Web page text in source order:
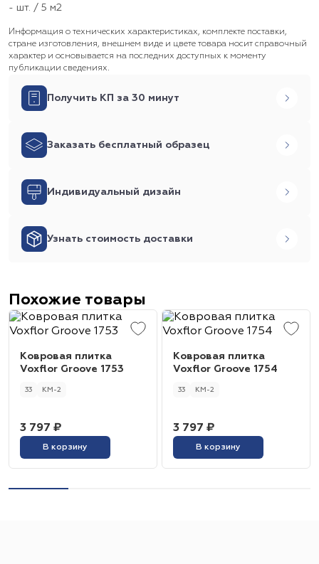
- шт. / 5 м2
Информация о технических характеристиках, комплекте поставки,
стране изготовления, внешнем виде и цвете товара носит справочный
характер и основывается на последних доступных к моменту
публикации сведениях.
Получить КП за 30 минут
Заказать бесплатный образец
Индивидуальный дизайн
Узнать стоимость доставки
Похожие товары
Ковровая плитка
Voxflor Groove 1753
33 КМ-2
3 797 ₽
В корзину
Ковровая плитка
Voxflor Groove 1754
33 КМ-2
3 797 ₽
В корзину